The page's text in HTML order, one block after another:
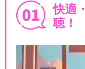
快適
聴！